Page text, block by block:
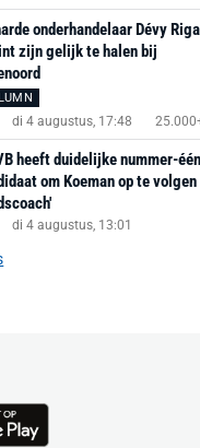
onderhandelaar Dévy
zijn gelijk te halen bij
di 4 augustus, 17:48
heeft duidelijke nummer-
om Koeman op te
di 4 augustus, 13:01